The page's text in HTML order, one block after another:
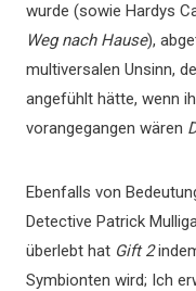
wurde (sowie Hardys
Weg nach Hause),
multiversalen Unsinn,
angefühlt hätte, wenn
vorangegangen wären
Ebenfalls von
Detective Patrick
überlebt hat Gift 2
Symbionten wird; Ich